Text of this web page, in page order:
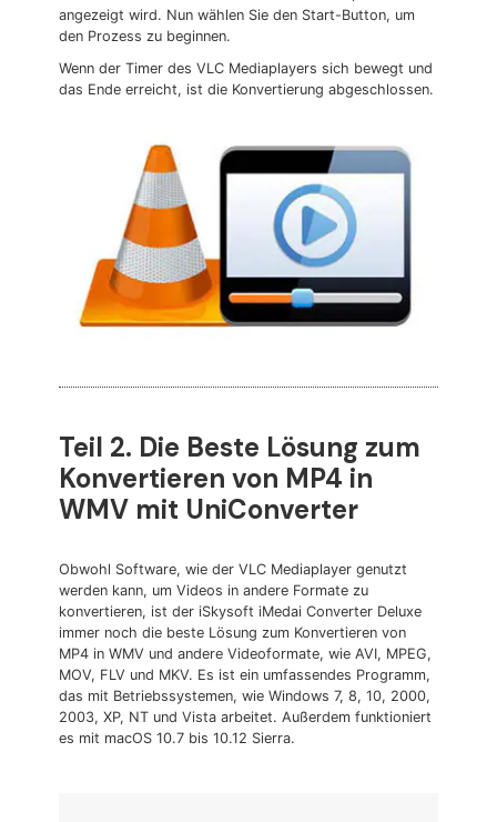
angezeigt wird. Nun wählen Sie den Start-Button, um
den Prozess zu beginnen.
Wenn der Timer des VLC Mediaplayers sich bewegt und
das Ende erreicht, ist die Konvertierung abgeschlossen.
Teil 2. Die Beste Lösung zum
Konvertieren von MP4 in
WMV mit UniConverter
Obwohl Software, wie der VLC Mediaplayer genutzt
werden kann, um Videos in andere Formate zu
konvertieren, ist der iSkysoft iMedai Converter Deluxe
immer noch die beste Lösung zum Konvertieren von
MP4 in WMV und andere Videoformate, wie AVI, MPEG,
MOV, FLV und MKV. Es ist ein umfassendes Programm,
das mit Betriebssystemen, wie Windows 7, 8, 10, 2000,
2003, XP, NT und Vista arbeitet. Außerdem funktioniert
es mit macOS 10.7 bis 10.12 Sierra.